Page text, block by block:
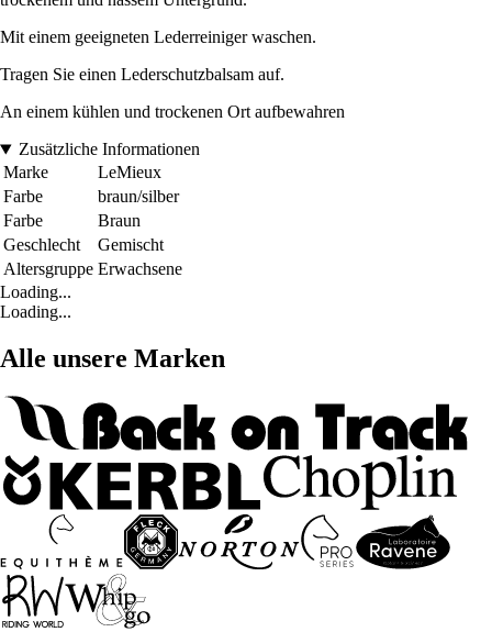
Mit einem geeigneten Lederreiniger waschen.
Tragen Sie einen Lederschutzbalsam auf.
An einem kühlen und trockenen Ort aufbewahren
Zusätzliche Informationen
Marke
LeMieux
Farbe
braun/silber
Farbe
Braun
Geschlecht
Gemischt
Altersgruppe Erwachsene
Loading...
Loading...
Alle unsere Marken